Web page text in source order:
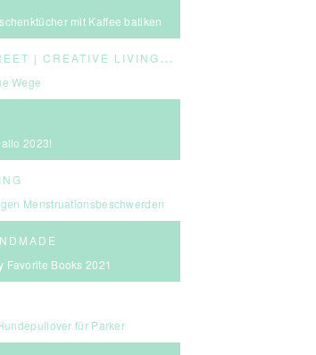
mit Kaffee batiken
T
WEED & GREET | CREATIVE LIVING & BOLD CHOICES
Wege
2023!
Menstruationsbeschwerden
Favorite Books 2021
für Parker